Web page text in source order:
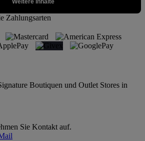
Zahlungsarten
Boutiquen und Outlet Stores in
Sie Kontakt auf.